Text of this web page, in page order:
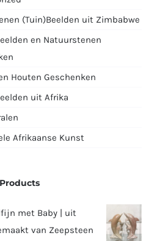
(Tuin)Beelden uit Zimbabwe
en Natuurstenen
Houten Geschenken
uit Afrika
Afrikaanse Kunst
met Baby | uit
van Zeepsteen